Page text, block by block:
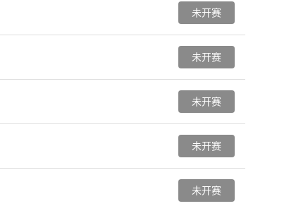
未开赛
未开赛
未开赛
未开赛
未开赛